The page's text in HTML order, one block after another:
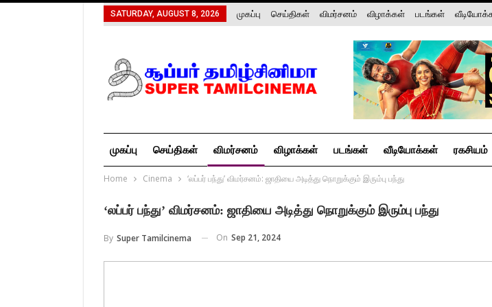
SATURDAY, AUGUST 8, 2026 முகப்பு செய்திகள் விமர்சனம் விழாக்கள் படங்கள்
முகப்பு செய்திகள் விமர்சனம் விழாக்கள் படங்கள் வீடியோக்கள் ரகசியம்
Home Cinema ‘லப்பர் பந்து’ விமர்சனம்: ஜாதியை அடித்து நொறுக்கும் இரும்பு பந்து
‘லப்பர் பந்து’ விமர்சனம்: ஜாதியை அடித்து நொறுக்கும் இரும்பு பந்து
By Super Tamilcinema On Sep 21, 2024